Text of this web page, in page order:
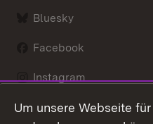
Bluesky
Facebook
Instagram
LinkedIn
Um unsere Webseite